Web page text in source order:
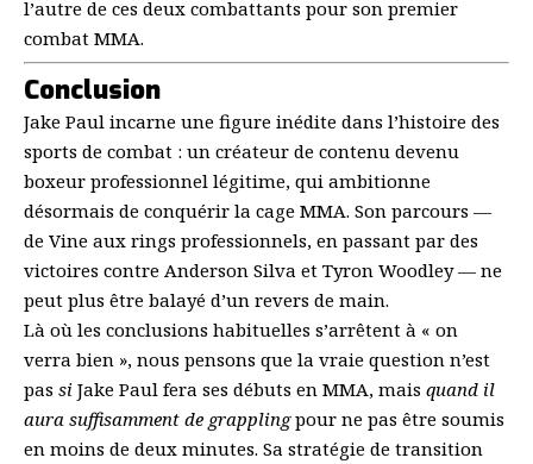
l’autre de ces deux combattants pour son premier
combat MMA.
Conclusion
Jake Paul incarne une figure inédite dans l’histoire des
sports de combat : un créateur de contenu devenu
boxeur professionnel légitime, qui ambitionne
désormais de conquérir la cage MMA. Son parcours —
de Vine aux rings professionnels, en passant par des
victoires contre Anderson Silva et Tyron Woodley — ne
peut plus être balayé d’un revers de main.
Là où les conclusions habituelles s’arrêtent à « on
verra bien », nous pensons que la vraie question n’est
pas si Jake Paul fera ses débuts en MMA, mais quand il
aura suffisamment de grapplingpour ne pas être soumis
en moins de deux minutes. Sa stratégie de transition